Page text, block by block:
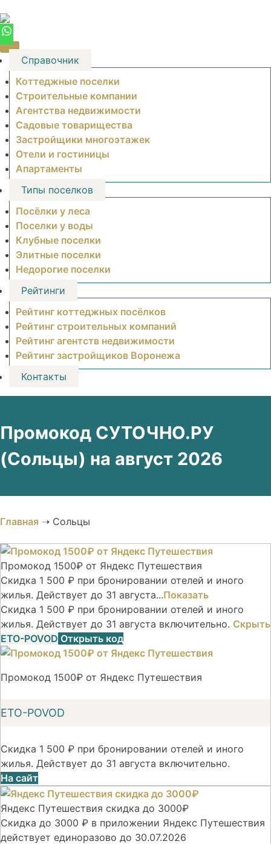
to
content
Справочник
Коттеджные поселки
Строительные компании
Агентства недвижимости
Садовые товарищества
Застройщики многоэтажек
Отели и гостиницы
Апартаменты
Типы поселков
Посёлки у леса
Поселки у воды
Клубные поселки
Элитные поселки
Недорогие поселки
Рейтинги
Рейтинг коттеджных посёлков
Рейтинг строительных компаний
Рейтинг агентств недвижимости
Рейтинг застройщиков Воронежа
Контакты
Промокод СУТОЧНО.РУ
(Сольцы) на август 2026
Главная ➝ Сольцы
Промокод 1500₽ от Яндекс Путешествия
Скидка 1 500 ₽ при бронировании отелей и иного
жилья. Действует до 31 августа...Показать
Скидка 1 500 ₽ при бронировании отелей и иного
жилья. Действует до 31 августа включительно. Скрыть
ETO-POVOD Открыть код
Промокод 1500₽ от Яндекс Путешествия
ETO-POVOD
Скидка 1 500 ₽ при бронировании отелей и иного
жилья. Действует до 31 августа включительно.
На сайт
Яндекс Путешествия скидка до 3000₽
Скидка до 3000 ₽ в приложении Яндекс Путешествия
действует единоразово до 30.07.2026